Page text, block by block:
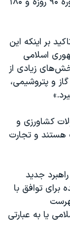
بر اینکه این
اسلامی
زیادی از
و پتروشیمی،
کشاورزی و
هستند و تجارت
جدید
متحده برای توافق با
یا به عبارتی